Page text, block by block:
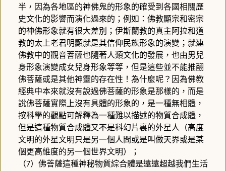
半，因為各地區的神佛鬼的形象的確受到各國相關歷
史文化的影響而演化過來的；例如：佛教顯宗和密宗
的神佛形象就有很大差別；伊斯蘭教的真主阿拉和道
教的太上老君明顯就是其信仰民族形象的演變；就連
佛教中的觀音菩薩也隨著人類文化的發展，也由男兒
身形象演變成女兒身形象等等，但是這些並不能推翻
佛菩薩或是其他神靈的存在性！為什麼呢？因為佛教
經典中本來就沒有說過佛菩薩的形象是那樣的，而是
說佛菩薩實際上沒有具體的形象的，是一種無相體，
按科學的觀點可解釋為一種難以描述的物質合成體，
但是這種物質合成體又不是科幻片裏的外星人（高度
文明的外星文明只是另一個人間或是叫做天界或是某
個更高維度的另一個世界文明）；
（7）佛菩薩這種神秘物質綜合體是遠遠超越我們生活